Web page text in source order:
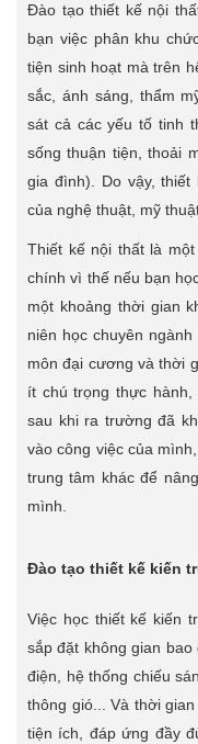
Đào tạo thiết kế nội
bạn việc phân khu
tiện sinh hoạt mà trên
sắc, ánh sáng, thẩm
sát cả các yếu tố tinh
sống thuận tiện, thoải
gia đình). Do vậy,
của nghệ thuật, mỹ
Thiết kế nội thất là
chính vì thế nếu bạn
một khoảng thời gian
niên học chuyên
môn đại cương và thời
ít chú trọng thực
sau khi ra trường đã
vào công việc của
trung tâm khác để
mình.
Đào tạo thiết kế kiến
Việc học thiết kế kiến
sắp đặt không gian
điện, hệ thống chiếu
thông gió... Và thời
tiện ích, đáp ứng đầy